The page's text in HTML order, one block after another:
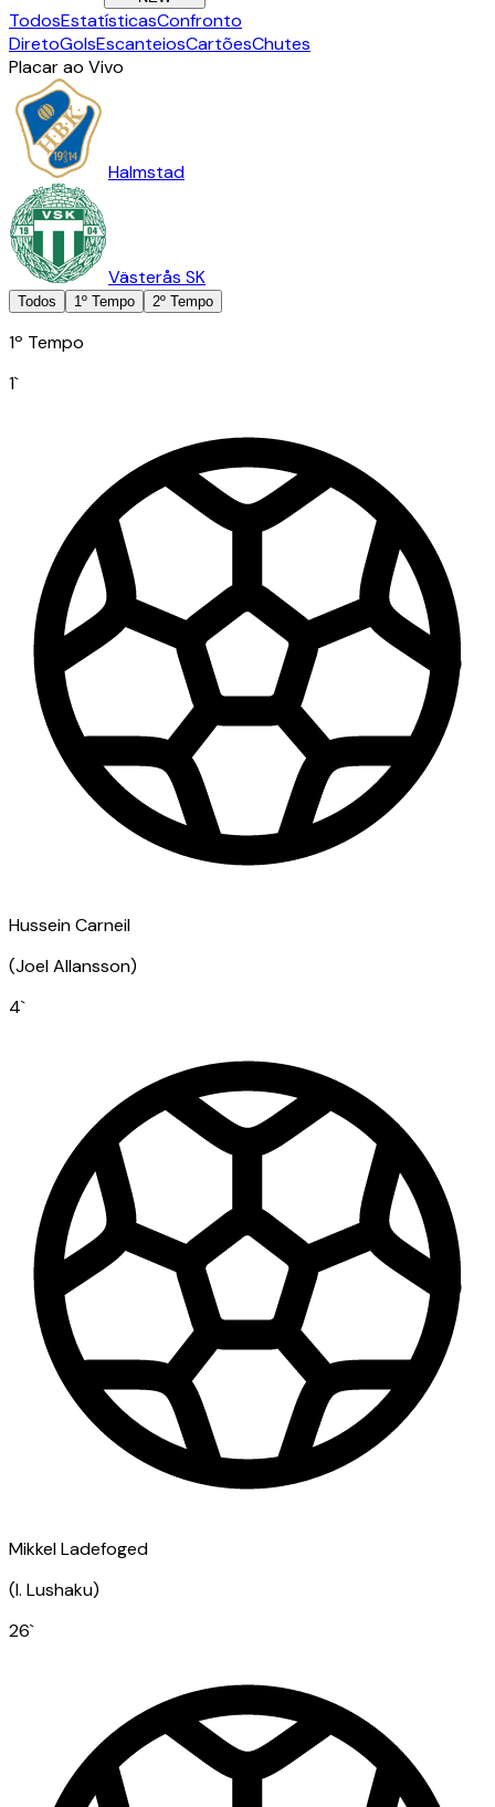
TodosEstatísticasConfronto
DiretoGolsEscanteiosCartõesChutes
Placar ao Vivo
Halmstad
Västerås SK
Todos 1º Tempo 2º Tempo
1º Tempo
1`
Hussein Carneil
(Joel Allansson)
4`
Mikkel Ladefoged
(I. Lushaku)
26`